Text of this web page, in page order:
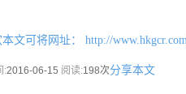
文可将网址： http://
:2016-06-15 阅读:198次分享本文